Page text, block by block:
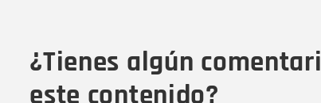
¿Tienes algún
este contenido?